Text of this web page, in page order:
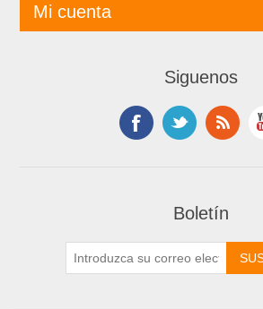
Mi cuenta
Siguenos
Boletín